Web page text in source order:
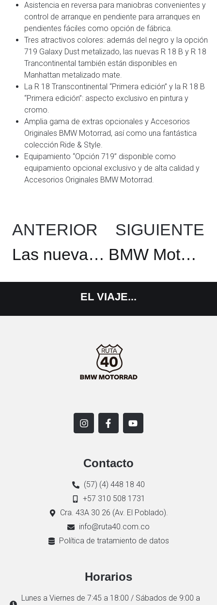
Asistencia en reversa para maniobras convenientes y
control de arranque en pendiente para arranques en
pendientes fáciles como opción de fábrica.
Tres atractivos colores: además del negro y la opción
719 Galaxy Dust metalizado, las nuevas R 18 B y R 18
Trancontinental también están disponibles en
Manhattan metalizado mate.
La R 18 Transcontinental “Primera edición” y la R 18 B
“Primera edición”: aspecto exclusivo en pintura y
cromo.
Amplia gama de extras opcionales y Accesorios
Originales BMW Motorrad, así como una fantástica
colección Ride & Style.
Equipamiento “Opción 719” disponible como
equipamiento opcional exclusivo y de alta calidad y
Accesorios Originales BMW Motorrad.
ANTERIOR
Las nuevas BMW R 1250 GS y R 1250 GS Adventure.
SIGUIENTE
BMW Motorrad y Marshall anuncian una asociación estratégica
EL VIAJE...
Contacto
(57) (4) 448 18 40
+57 310 508 1731
Cra. 43A 30 26 (Av. El Poblado).
info@ruta40.com.co
Política de tratamiento de datos
Horarios
Lunes a Viernes de 7:45 a 18:00 / Sábados de 9:00 a